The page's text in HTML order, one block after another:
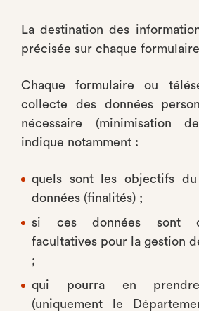
La destination des
précisée sur chaque
Chaque formulaire ou
collecte des données
nécessaire (minimisation
indique notamment :
quels sont les objectifs
données (finalités) ;
si ces données sont
facultatives pour la gestion
;
qui pourra en prendre
(uniquement le